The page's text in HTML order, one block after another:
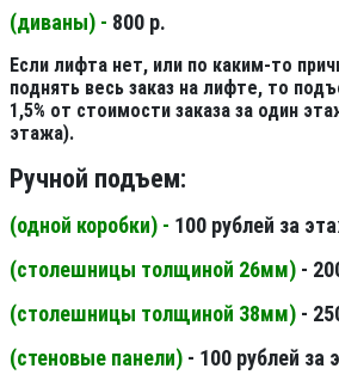
(диваны) - 800 р.
Если лифта нет, или по каким-то
поднять весь заказ на лифте, то
1,5% от стоимости заказа за один
этажа).
Ручной подъем:
(одной коробки) - 100 рублей за
(столешницы толщиной 26мм) -
(столешницы толщиной 38мм) -
(стеновые панели) - 100 рублей за